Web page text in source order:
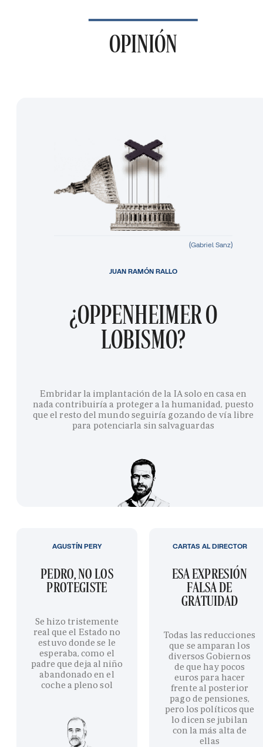
OPINIÓN
(Gabriel Sanz)
¿OPPENHEIMER O
LOBISMO?
Embridar la implantación de la IA solo en casa en
nada contribuiría a proteger a la humanidad, puesto
que el resto del mundo seguiría gozando de vía libre
para potenciarla sin salvaguardas
JUAN RAMÓN RALLO
PEDRO, NO LOS
PROTEGISTE
Se hizo tristemente
real que el Estado no
estuvo donde se le
esperaba, como el
padre que deja al niño
abandonado en el
coche a pleno sol
AGUSTÍN PERY
ESA EXPRESIÓN
FALSA DE
GRATUIDAD
Todas las reducciones
que se amparan los
diversos Gobiernos
de que hay pocos
euros para hacer
frente al posterior
pago de pensiones,
pero los políticos que
lo dicen se jubilan
con la más alta de
ellas
CARTAS AL DIRECTOR